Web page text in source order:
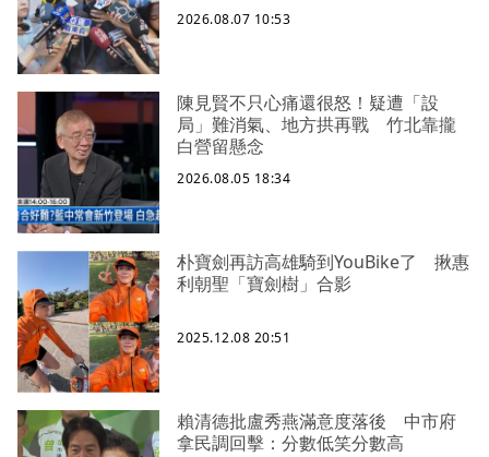
2026.08.07 10:53
陳見賢不只心痛還很怒！疑遭「設
局」難消氣、地方拱再戰 竹北靠攏
白營留懸念
2026.08.05 18:34
朴寶劍再訪高雄騎到YouBike了 揪惠
利朝聖「寶劍樹」合影
2025.12.08 20:51
賴清德批盧秀燕滿意度落後 中市府
拿民調回擊：分數低笑分數高